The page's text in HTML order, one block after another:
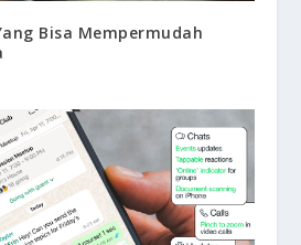
Bisa Mempermudah